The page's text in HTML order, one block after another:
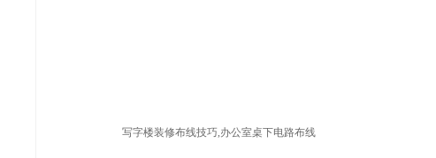
写字楼装修布线技巧,办公室桌下电路布线